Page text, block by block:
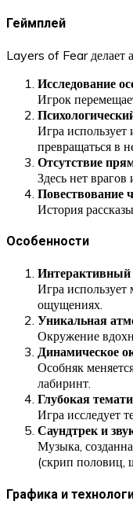
Геймплей
Layers of Fear делает
Исследование
Игрок
Игра использует
превращаться в
Отсутствие
Здесь нет
Повествование
История
Особенности
Интерактивный
Игра
ощущениях.
Уникальная
Окружение
Динамическое
Особняк
лабиринт.
Глубокая
Игра исследует
Саундтрек и
Музыка,
(скрип половиц,
Графика и